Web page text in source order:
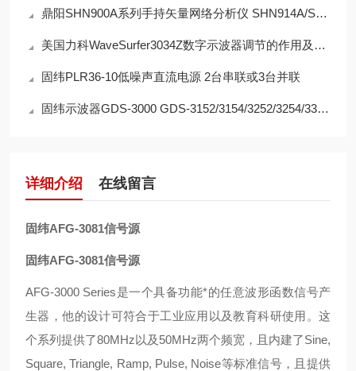
鼎阳SHN900A系列手持矢量网络分析仪 SHN914A/SHN920A/SHN926A 校准类型灵活
美国力科WaveSurfer3034Z数字示波器调节的作用及原理
固纬PLR36-10低噪声直流电源 2台串联或3台并联
固纬示波器GDS-3000 GDS-3152/3154/3252/3254/3352/3354/3502/3504
详细介绍 在线留言
固纬AFG-3081信号源
固纬AFG-3081信号源
AFG-3000 Series是一个具备功能*的任意波形函数信号产
生器，他的设计可符合于工业应用以及教育科研使用。这
个系列提供了80MHz以及50MHz两个频宽，且内建了Sine,
Square, Triangle, Ramp, Pulse, Noise等标准信号，且提供